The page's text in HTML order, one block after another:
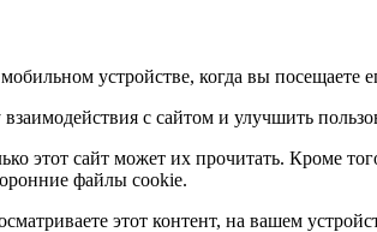
устройстве, когда вы посещаете
с сайтом и улучшить
сайт может их прочитать. Кроме
файлы cookie.
этот контент, на вашем